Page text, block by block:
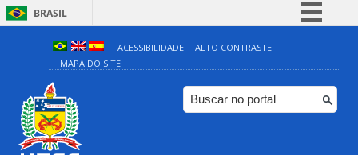
BRASIL
Simplifique!
Comunica BR
Participe
ACESSIBILIDADE
ALTO CONTRASTE
MAPA DO SITE